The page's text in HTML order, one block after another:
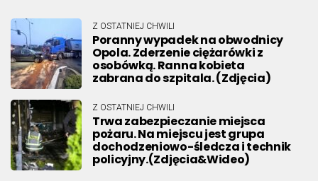
Z OSTATNIEJ CHWILI
Poranny wypadek na obwodnicy
Opola. Zderzenie ciężarówki z
osobówką. Ranna kobieta
zabrana do szpitala. (Zdjęcia)
Z OSTATNIEJ CHWILI
Trwa zabezpieczanie miejsca
pożaru. Na miejscu jest grupa
dochodzeniowo-śledcza i technik
policyjny.(Zdjęcia&Wideo)